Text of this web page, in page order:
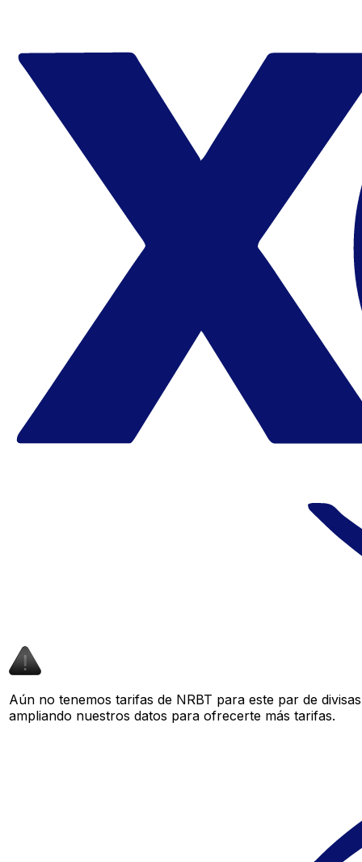
Aún no tenemos tarifas de NRBT para este par de
ampliando nuestros datos para ofrecerte más tarifas.